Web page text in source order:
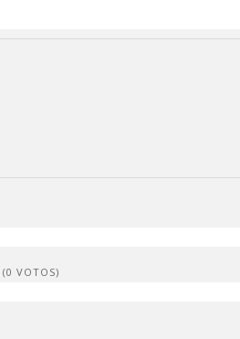
(0 VOTOS)